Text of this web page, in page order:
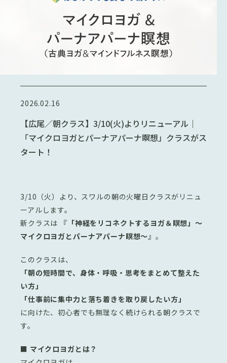
2026.02.16
【広尾／朝クラス】3/10(火)よりリニューアル｜
「マイクロヨガとパーナアパーナ瞑想」クラスがス
タート！
3/10（火）より、スワルの朝の火曜日クラスがリニュ
ーアルします。
新クラスは 『 「神経をリコネクトするヨガ＆瞑想」〜
マイクロヨガとパーナアパーナ瞑想〜』。
このクラスは、
「朝の短時間で、身体・呼吸・思考をまとめて整えた
い方」
「仕事前に集中力と落ち着きを取り戻したい方」
に向けた、初心者でも無理なく続けられる朝クラスで
す。
■ マイクロヨガとは？